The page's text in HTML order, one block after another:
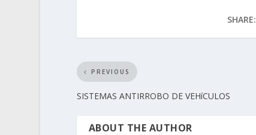
SHARE:
PREVIOUS
SISTEMAS ANTIRROBO DE VEHíCULOS
ABOUT THE AUTHOR